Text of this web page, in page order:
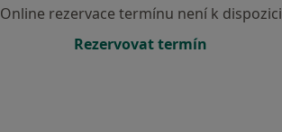
Online rezervace termínu není k dispozici
Rezervovat termín